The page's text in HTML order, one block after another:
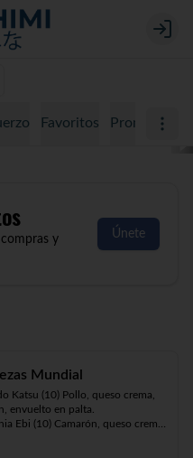
Login
Favoritos Promociones
y
Únete
Mundial
Katsu (10) Pollo, queso crema,
envuelto en palta.
Ebi (10) Camarón, queso crema,